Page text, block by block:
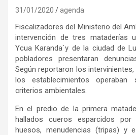
31/01/2020 agenda
Fiscalizadores del Ministerio del
intervención de tres mataderías
Ycua Karanda`y de la ciudad de
pobladores presentaran
Según reportaron los
los establecimientos
criterios ambientales.
En el predio de la primera
hallados cueros esparcidos
huesos, menudencias (tripas) y